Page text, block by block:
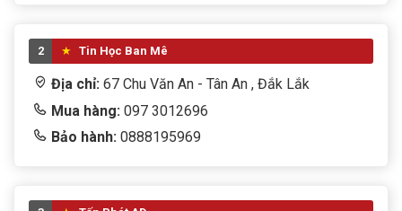
2 Tin Học Ban Mê
Địa chỉ: 67 Chu Văn An - Tân An , Đắk Lắk
Mua hàng: 097 3012696
Bảo hành: 0888195969